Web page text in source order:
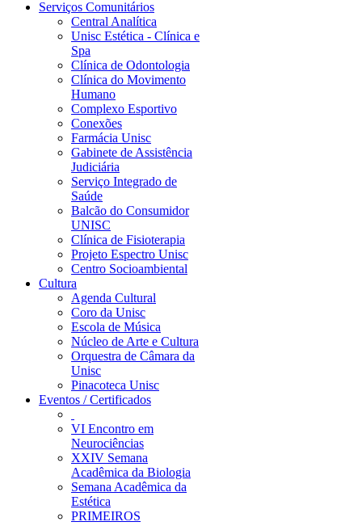
Serviços Comunitários
Central Analítica
Unisc Estética - Clínica e
Spa
Clínica de Odontologia
Clínica do Movimento
Humano
Complexo Esportivo
Conexões
Farmácia Unisc
Gabinete de Assistência
Judiciária
Serviço Integrado de
Saúde
Balcão do Consumidor
UNISC
Clínica de Fisioterapia
Projeto Espectro Unisc
Centro Socioambiental
Cultura
Agenda Cultural
Coro da Unisc
Escola de Música
Núcleo de Arte e Cultura
Orquestra de Câmara da
Unisc
Pinacoteca Unisc
Eventos / Certificados
VI Encontro em
Neurociências
XXIV Semana
Acadêmica da Biologia
Semana Acadêmica da
Estética
PRIMEIROS